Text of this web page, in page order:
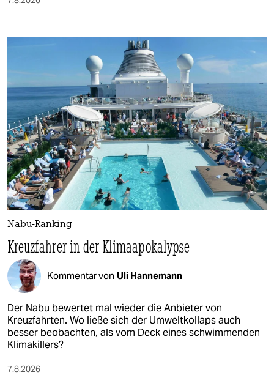
Nabu-Ranking
Kreuzfahrer in der Klimaapokalypse
Kommentar von Uli Hannemann
Der Nabu bewertet mal wieder die Anbieter von
Kreuzfahrten. Wo ließe sich der Umweltkollaps auch
besser beobachten, als vom Deck eines schwimmenden
Klimakillers?
7.8.2026